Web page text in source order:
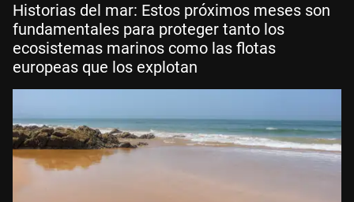
Historias del mar: Estos próximos meses son
fundamentales para proteger tanto los
ecosistemas marinos como las flotas
europeas que los explotan